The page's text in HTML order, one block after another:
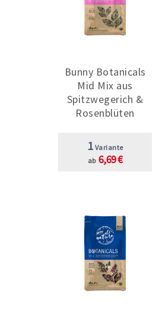
Bunny Botanicals
Mid Mix aus
Spitzwegerich &
Rosenblüten
1 Variante
ab 6,69 €